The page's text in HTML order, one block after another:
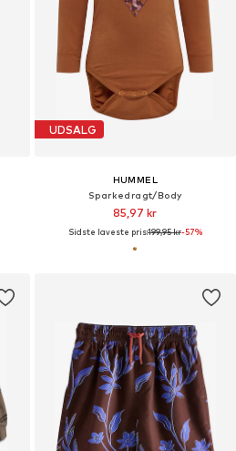
UDSALG
HUMMEL
Sparkedragt/Body
85,97 kr
Sidste laveste pris:199,95 kr-57%